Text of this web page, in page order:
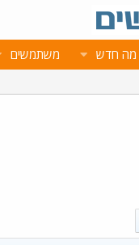
מה חדש משתמשים